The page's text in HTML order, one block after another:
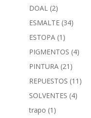
DOAL (2)
ESMALTE (34)
ESTOPA (1)
PIGMENTOS (4)
PINTURA (21)
REPUESTOS (11)
SOLVENTES (4)
trapo (1)